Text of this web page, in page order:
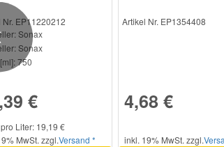
Nr. EP11220212
: Sonax
Sonax
750
€
Liter: 19,19 €
MwSt. zzgl.Versand *
Artikel Nr. EP1354408
4,68 €
inkl. 19% MwSt. zzgl.